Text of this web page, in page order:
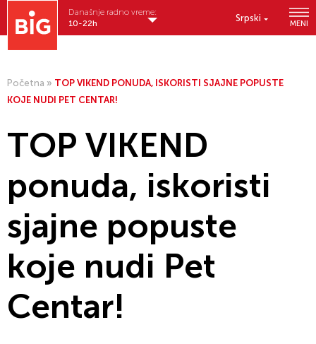
Srpski
MENI
Današnje radno vreme:
10-22h
Početna » TOP VIKEND PONUDA, ISKORISTI SJAJNE POPUSTE
KOJE NUDI PET CENTAR!
TOP VIKEND
ponuda, iskoristi
sjajne popuste
koje nudi Pet
Centar!